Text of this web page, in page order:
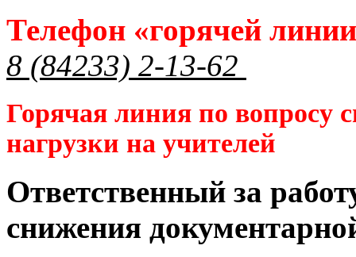
Телефон «горячей
8 (84233) 2-13-62
Горячая линия по вопросу
нагрузки на учителей
Ответственный за
снижения